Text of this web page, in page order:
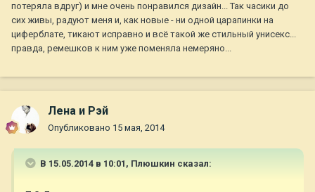
потеряла вдруг) и мне очень понравился дизайн... Так часики до
сих живы, радуют меня и, как новые - ни одной царапинки на
циферблате, тикают исправно и всё такой же стильный унисекс...
правда, ремешков к ним уже поменяла немеряно...
Лена и Рэй
Опубликовано 15 мая, 2014
В 15.05.2014 в 10:01, Плюшкин сказал: